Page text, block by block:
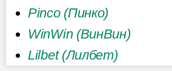
Pinco (Пинко)
WinWin (ВинВин)
Lilbet (Лилбет)